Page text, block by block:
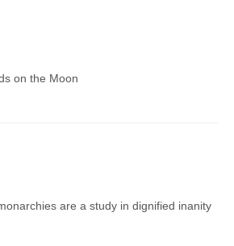
on the Moon
are a study in dignified inanity